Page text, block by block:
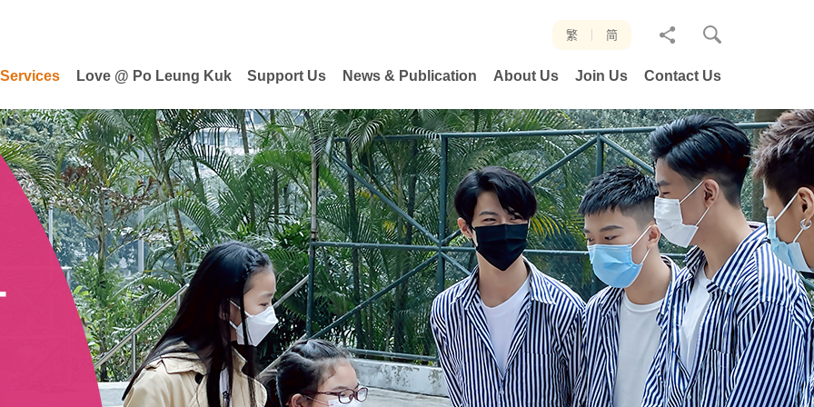
繁 简
分
Love @ Po Leung Kuk Support Us News & Publication About Us Join Us Contact Us